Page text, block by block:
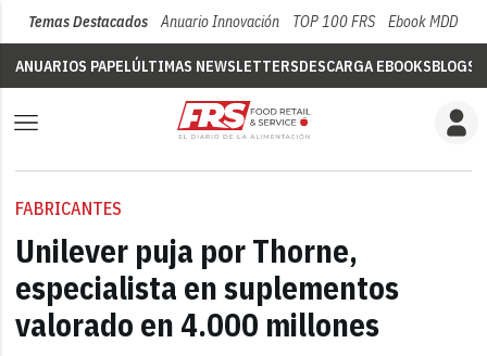
Temas Destacados Anuario Innovación TOP 100 FRS Ebook MDD
ANUARIOS PAPELÚLTIMAS NEWSLETTERSDESCARGA EBOOKSBLOGS
FABRICANTES
Unilever puja por Thorne,
especialista en suplementos
valorado en 4.000 millones